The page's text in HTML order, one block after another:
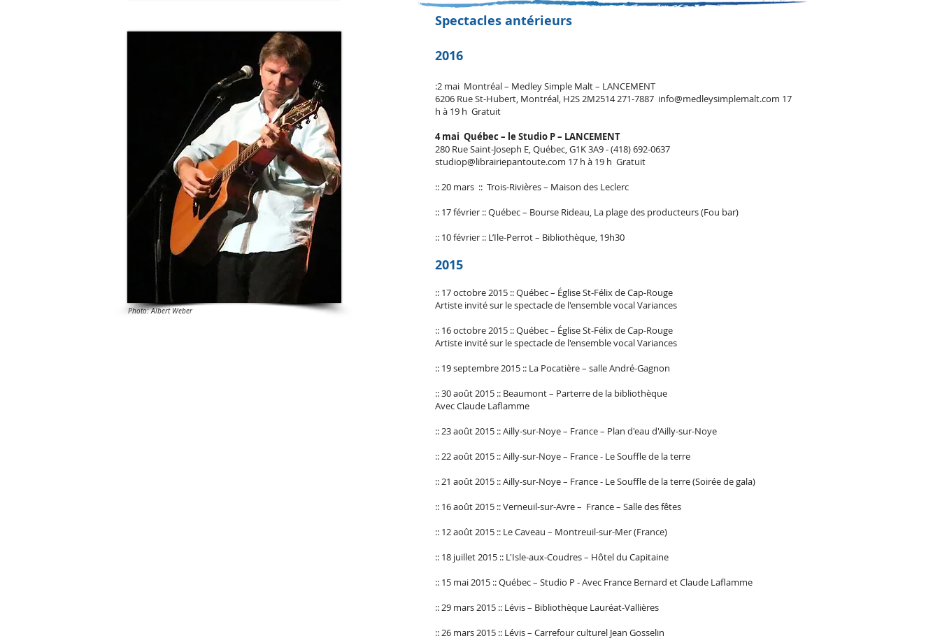
Photo: Albert Weber
Spectacles antérieurs
2016
:2 mai Montréal – Medley Simple Malt – LANCEMENT
6206 Rue St-Hubert, Montréal, H2S 2M2514 271-7887 info@medleysimplemalt.com 17
h à 19 h Gratuit
4 mai Québec – le Studio P – LANCEMENT
280 Rue Saint-Joseph E, Québec, G1K 3A9 - (418) 692-0637
studiop@librairiepantoute.com 17 h à 19 h Gratuit
:: 20 mars :: Trois-Rivières – Maison des Leclerc
:: 17 février :: Québec – Bourse Rideau, La plage des producteurs (Fou bar)
:: 10 février :: L’Ile-Perrot – Bibliothèque, 19h30
2015
:: 17 octobre 2015 :: Québec – Église St-Félix de Cap-Rouge
Artiste invité sur le spectacle de l'ensemble vocal Variances
:: 16 octobre 2015 :: Québec – Église St-Félix de Cap-Rouge
Artiste invité sur le spectacle de l'ensemble vocal Variances
:: 19 septembre 2015 :: La Pocatière – salle André-Gagnon
:: 30 août 2015 :: Beaumont – Parterre de la bibliothèque
Avec Claude Laflamme
:: 23 août 2015 :: Ailly-sur-Noye – France – Plan d'eau d'Ailly-sur-Noye
:: 22 août 2015 :: Ailly-sur-Noye – France - Le Souffle de la terre
:: 21 août 2015 :: Ailly-sur-Noye – France - Le Souffle de la terre (Soirée de gala)
:: 16 août 2015 :: Verneuil-sur-Avre – France – Salle des fêtes
:: 12 août 2015 :: Le Caveau – Montreuil-sur-Mer (France)
:: 18 juillet 2015 :: L'Isle-aux-Coudres – Hôtel du Capitaine
:: 15 mai 2015 :: Québec – Studio P - Avec France Bernard et Claude Laflamme
:: 29 mars 2015 :: Lévis – Bibliothèque Lauréat-Vallières
:: 26 mars 2015 :: Lévis – Carrefour culturel Jean Gosselin